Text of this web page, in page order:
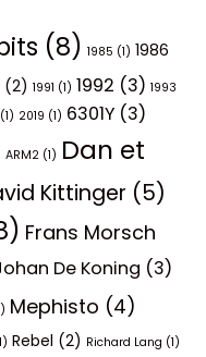
(8) 1985 (1) 1986
(2) 1991 (1) 1992 (3) 1993
(1) 2019 (1) 6301Y (3)
ARM2 (1) Dan et
Kittinger (5)
Frans Morsch
De Koning (3)
Mephisto (4)
Rebel (2) Richard Lang (1)